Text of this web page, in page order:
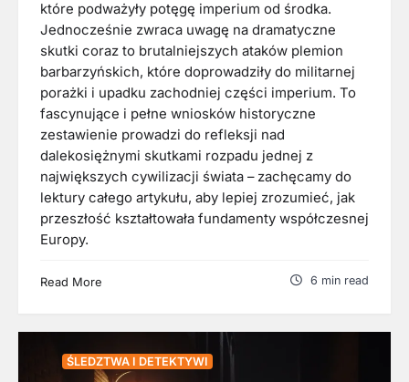
które podważyły potęgę imperium od środka.
Jednocześnie zwraca uwagę na dramatyczne
skutki coraz to brutalniejszych ataków plemion
barbarzyńskich, które doprowadziły do militarnej
porażki i upadku zachodniej części imperium. To
fascynujące i pełne wniosków historyczne
zestawienie prowadzi do refleksji nad
dalekosiężnymi skutkami rozpadu jednej z
największych cywilizacji świata – zachęcamy do
lektury całego artykułu, aby lepiej zrozumieć, jak
przeszłość kształtowała fundamenty współczesnej
Europy.
Read More 6 min read
ŚLEDZTWA I DETEKTYWI